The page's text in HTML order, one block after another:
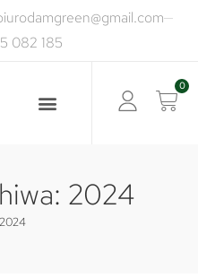
082 185
0
2024
2024